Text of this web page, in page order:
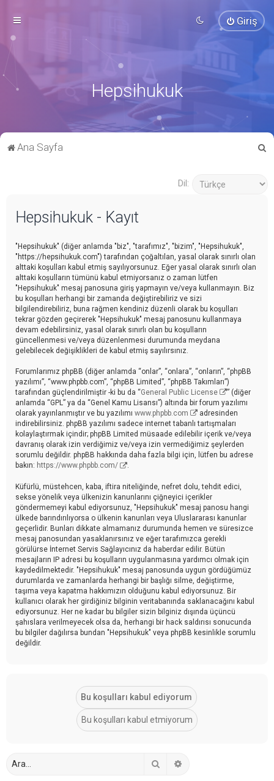
Giriş
Hepsihukuk
Ana Sayfa
Dil:
Hepsihukuk - Kayıt
"Hepsihukuk" (diğer anlamda "biz", "tarafımız", "bizim", "Hepsihukuk",
"https://hepsihukuk.com") tarafından çoğaltılan, yasal olarak sınırlı olan
alttaki koşulları kabul etmiş sayılıyorsunuz. Eğer yasal olarak sınırlı olan
alttaki koşulların tümünü kabul etmiyorsanız o zaman lütfen
"Hepsihukuk" mesaj panosuna giriş yapmayın ve/veya kullanmayın. Biz
bu koşulları herhangi bir zamanda değiştirebiliriz ve sizi
bilgilendirebiliriz, buna rağmen kendiniz düzenli olarak bu koşulları
tekrar gözden geçirerek "Hepsihukuk" mesaj panosunu kullanmaya
devam edebilirsiniz, yasal olarak sınırlı olan bu koşulların
güncellenmesi ve/veya düzenlenmesi durumunda meydana
gelebilecek değişiklikleri de kabul etmiş sayılırsınız.
Forumlarımız phpBB (diğer anlamda “onlar”, “onlara”, “onların”, “phpBB
yazılımı”, “www.phpbb.com”, “phpBB Limited”, “phpBB Takımları”)
tarafından güçlendirilmiştir -ki bu da “General Public License
” (diğer
anlamda “GPL” ya da “Genel Kamu Lisansı”) altında bir forum yazılımı
olarak yayınlanmıştır ve bu yazılımı www.phpbb.com
adresinden
indirebilirsiniz. phpBB yazılımı sadece internet tabanlı tartışmaları
kolaylaştırmak içindir; phpBB Limited müsaade edilebilir içerik ve/veya
davranış olarak izin verdiğimiz ve/veya izin vermediğimiz şeylerden
sorumlu değildir. phpBB hakkında daha fazla bilgi için, lütfen bu adrese
bakın: https://www.phpbb.com/ .
Küfürlü, müstehcen, kaba, iftira niteliğinde, nefret dolu, tehdit edici,
sekse yönelik veya ülkenizin kanunlarını çiğneyici içerikler
göndermemeyi kabul ediyorsunuz, "Hepsihukuk" mesaj panosu hangi
ülkede barındırılıyorsa o ülkenin kanunları veya Uluslararası kanunlar
geçerlidir. Bunları dikkate almamanız durumunda hemen ve süresizce
mesaj panosundan yasaklanırsınız ve eğer tarafımızca gerekli
görülürse İnternet Servis Sağlayıcınız da haberdar edilir. Bütün
mesajların IP adresi bu koşulların uygulanmasına yardımcı olmak için
kaydedilmektedir. "Hepsihukuk" mesaj panosunda uygun gördüğümüz
durumlarda ve zamanlarda herhangi bir başlığı silme, değiştirme,
taşıma veya kapatma hakkımızın olduğunu kabul ediyorsunuz. Bir
kullanıcı olarak her girdiğiniz bilginin veritabanında saklanacağını kabul
ediyorsunuz. Her ne kadar bu bilgiler sizin bilginiz dışında üçüncü
şahıslara verilmeyecek olsa da, herhangi bir hack saldırısı sonucunda
bu bilgiler dağılırsa bundan "Hepsihukuk" veya phpBB kesinlikle sorumlu
değildir.